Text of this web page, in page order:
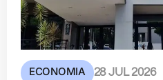
ECONOMIA 28 JUL 2026